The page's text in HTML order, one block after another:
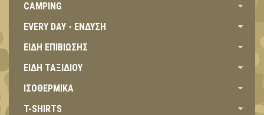
CAMPING
EVERY DAY - ΕΝΔΥΣΗ
ΕΙΔΗ ΕΠΙΒΙΩΣΗΣ
ΕΙΔΗ ΤΑΞΙΔΙΟΥ
ΙΣΟΘΕΡΜΙΚΑ
T-SHIRTS